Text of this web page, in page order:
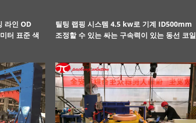
라인 OD
터 표준 색
틸팅 랩핑 시스템 4.5 kw로 기계 ID500mm
조정할 수 있는 싸는 구속력이 있는 동선 코일